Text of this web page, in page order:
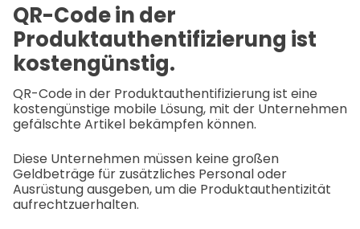
QR-Code in der
Produktauthentifizierung ist
kostengünstig.
QR-Code in der Produktauthentifizierung ist eine
kostengünstige mobile Lösung, mit der Unternehmen
gefälschte Artikel bekämpfen können.
Diese Unternehmen müssen keine großen
Geldbeträge für zusätzliches Personal oder
Ausrüstung ausgeben, um die Produktauthentizität
aufrechtzuerhalten.